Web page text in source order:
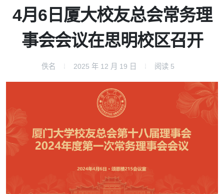
4月6日厦大校友总会常务理
事会会议在思明校区召开
佚名 2025 年 12 月 19 日 阅读 5